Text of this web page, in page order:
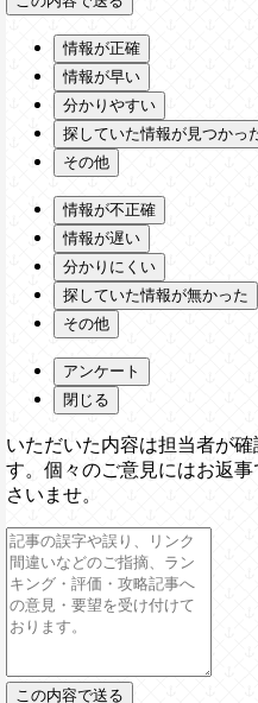
情報が正確
情報が早い
分かりやすい
探していた情報が見つかっ
その他
情報が不正確
情報が遅い
分かりにくい
探していた情報が無かった
その他
アンケート
閉じる
いただいた内容は担当者が
す。個々のご意見にはお返
さいませ。